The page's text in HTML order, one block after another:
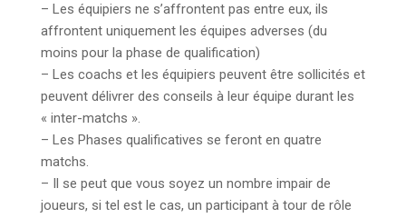
– Les équipiers ne s’affrontent pas entre eux, ils
affrontent uniquement les équipes adverses (du
moins pour la phase de qualification)
– Les coachs et les équipiers peuvent être sollicités et
peuvent délivrer des conseils à leur équipe durant les
« inter-matchs ».
– Les Phases qualificatives se feront en quatre
matchs.
– Il se peut que vous soyez un nombre impair de
joueurs, si tel est le cas, un participant à tour de rôle